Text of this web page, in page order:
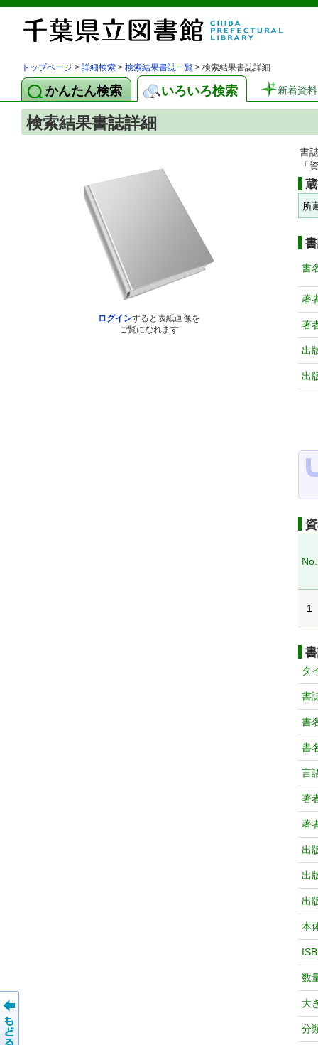
トップページ > 詳細検索 > 検索結果書誌一覧 > 検索結果書誌詳細
かんたん検索 いろいろ検索 新着資料
検索結果書誌詳細
ログインすると表紙画像を
ご覧になれます
書
「
所
書
著
著
出
出
No.
1
タ
書
書
書
言
著
著
出
出
出
本
数
大
分